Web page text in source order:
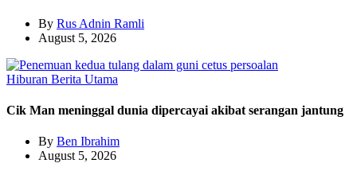
By Rus Adnin Ramli
August 5, 2026
Hiburan Berita Utama
Cik Man meninggal dunia dipercayai akibat serangan jantung
By Ben Ibrahim
August 5, 2026